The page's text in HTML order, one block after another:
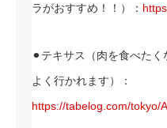
ラがおすすめ！！）：
⚫︎テキサス（肉を食べた
よく行かれます）：
https://tabelog.com/tokyo/